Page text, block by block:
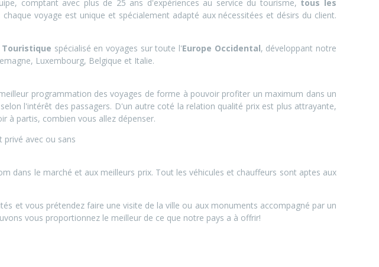
comptant avec plus de 25 ans d'expériences au service du tourisme, tous les
voyage est unique et spécialement adapté aux nécessitées et désirs du client.
spécialisé en voyages sur toute l'Europe Occidental, développant notre
Luxembourg, Belgique et Italie.
programmation des voyages de forme à pouvoir profiter un maximum dans un
l'intérêt des passagers. D'un autre coté la relation qualité prix est plus attrayante,
à partis, combien vous allez dépenser.
avec ou sans
dans le marché et aux meilleurs prix. Tout les véhicules et chauffeurs sont aptes aux
et vous prétendez faire une visite de la ville ou aux monuments accompagné par un
vous proportionnez le meilleur de ce que notre pays a à offrir!